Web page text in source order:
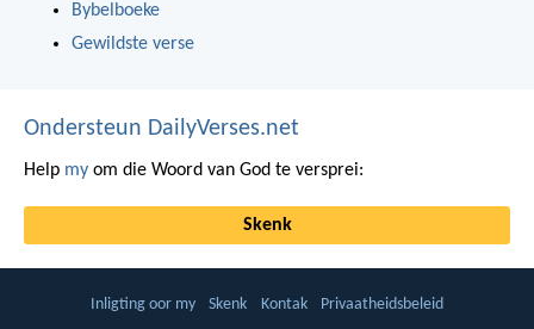
Bybelboeke
Gewildste verse
Ondersteun DailyVerses.net
Help my om die Woord van God te versprei:
Skenk
Inligting oor my Skenk Kontak Privaatheidsbeleid